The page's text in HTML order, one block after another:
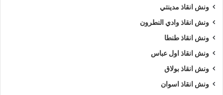
ونش انقاذ مدينتي
ونش انقاذ وادي النطرون
ونش انقاذ طنطا
ونش انقاذ اول عباس
ونش انقاذ بولاق
ونش انقاذ اسوان